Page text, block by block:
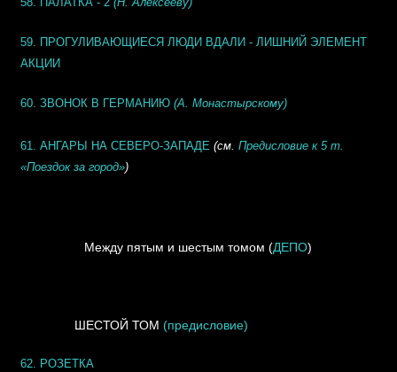
59. ПРОГУЛИВАЮЩИЕСЯ ЛЮДИ ВДАЛИ - ЛИШНИЙ ЭЛЕМЕНТ
АКЦИИ
60. ЗВОНОК В ГЕРМАНИЮ (А. Монастырскому)
61. АНГАРЫ НА СЕВЕРО-ЗАПАДЕ (см. Предисловие к 5 т.
«Поездок за город»)
Между пятым и шестым томом (ДЕПО)
ШЕСТОЙ ТОМ (предисловие)
62. РОЗЕТКА